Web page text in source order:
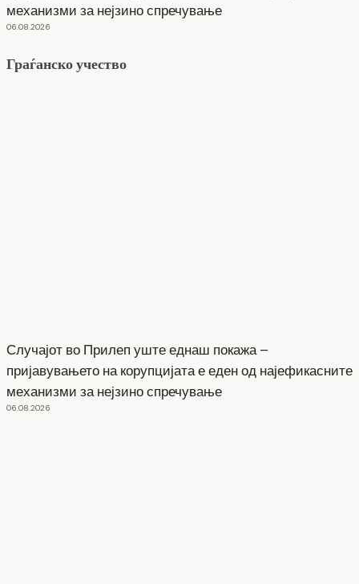
механизми за нејзино спречување
06.08.2026
Граѓанско учество
Случајот во Прилеп уште еднаш покажа –
пријавувањето на корупцијата е еден од најефикасните
механизми за нејзино спречување
06.08.2026